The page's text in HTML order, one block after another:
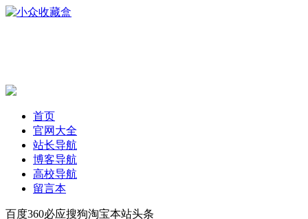
首页
官网大全
站长导航
博客导航
高校导航
留言本
百度360必应搜狗淘宝本站头条